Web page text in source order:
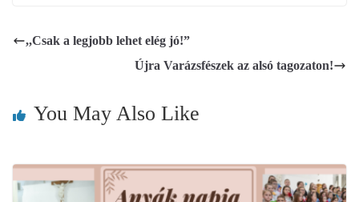
,,Csak a legjobb lehet elég jó!”
Újra Varázsfészek az alsó tagozaton!
You May Also Like